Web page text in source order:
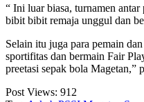
“ Ini luar biasa, turnamen
bibit bibit remaja unggul dan
Selain itu juga para pemain
sportifitas dan bermain Fair
preetasi sepak bola Magetan,”
Post Views: 912